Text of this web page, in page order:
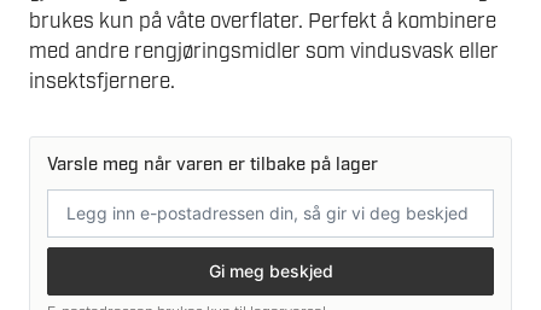
brukes kun på våte overflater. Perfekt å kombinere
med andre rengjøringsmidler som vindusvask eller
insektsfjernere.
Varsle meg når varen er tilbake på lager
postadresse
Gi meg beskjed